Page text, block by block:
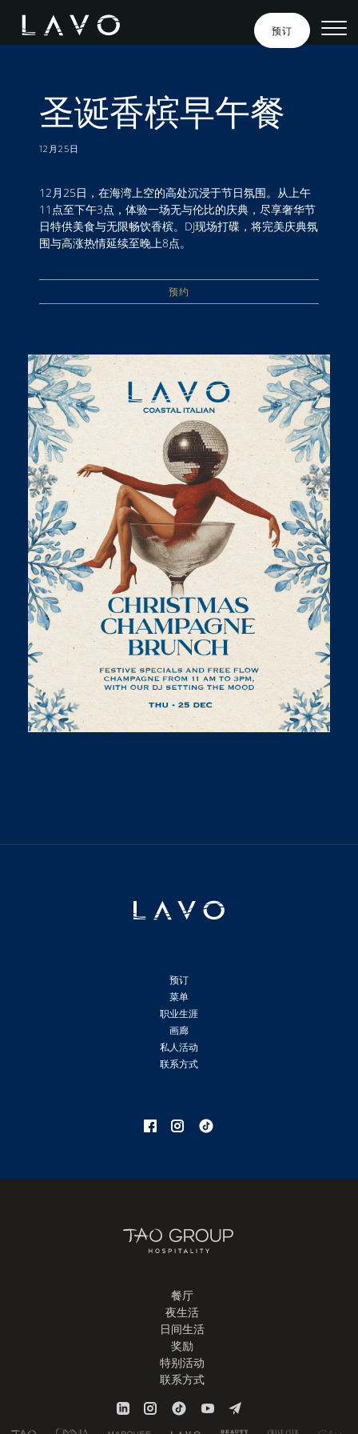
预订
新加坡LAVO圣诞香
圣诞香槟早午餐
12月25日
12月25日，在海湾上空的高处沉浸于节日氛围。从上午
11点至下午3点，体验一场无与伦比的庆典，尽享奢华节
日特供美食与无限畅饮香槟。DJ现场打碟，将完美庆典氛
围与高涨热情延续至晚上8点。
预约
预订
菜单
职业生涯
画廊
私人活动
联系方式
餐厅
夜生活
日间生活
奖励
特别活动
联系方式